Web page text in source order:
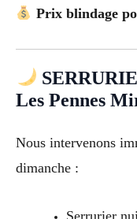
Prix blindage
Les Pennes
Nous intervenons
dimanche :
Serrurier